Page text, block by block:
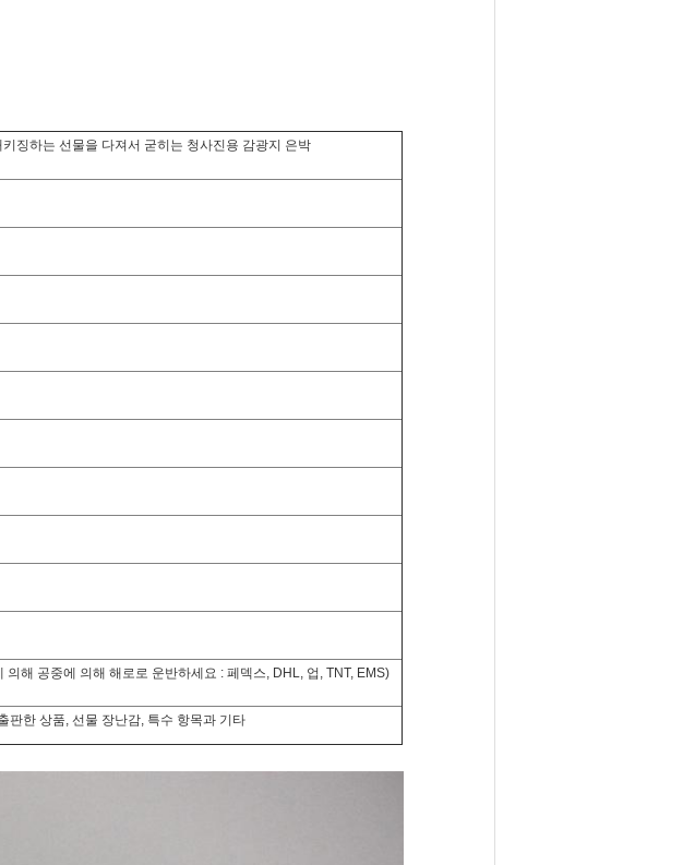
징하는 선물을 다져서 굳히는 청사진용 감광지 은박
의해 공중에 의해 해로로 운반하세요 : 페덱스, DHL, 업, TNT, EMS)
판한 상품, 선물 장난감, 특수 항목과 기타